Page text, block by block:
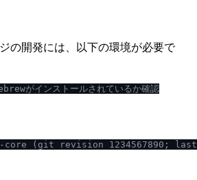
の開発には、以下の環境が必要で
がインストールされているか確認
core (git revision 1234567890;